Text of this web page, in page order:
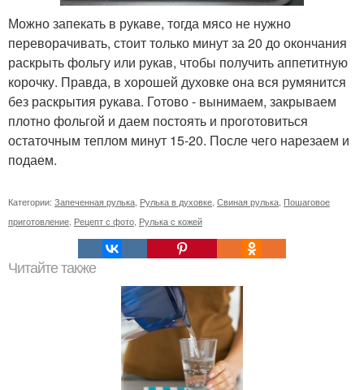
Можно запекать в рукаве, тогда мясо не нужно
переворачивать, стоит только минут за 20 до окончания
раскрыть фольгу или рукав, чтобы получить аппетитную
корочку. Правда, в хорошей духовке она вся румянится
без раскрытия рукава. Готово - вынимаем, закрываем
плотно фольгой и даем постоять и проготовиться
остаточным теплом минут 15-20. После чего нарезаем и
подаем.
Категории: Запеченная рулька, Рулька в духовке, Свиная рулька, Пошаговое
приготовление, Рецепт с фото, Рулька с кожей
Читайте также